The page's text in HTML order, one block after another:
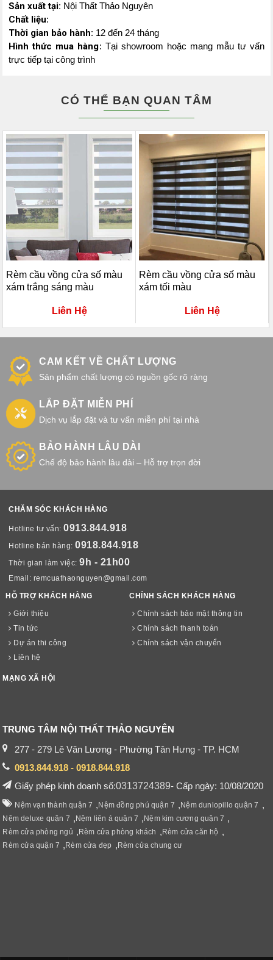
Sản xuất tại: Nội Thất Thảo Nguyên
Chất liệu:
Thời gian bảo hành: 12 đến 24 tháng
Hình thức mua hàng: Tại showroom hoặc mang mẫu tư vấn
trực tiếp tại công trình
CÓ THỂ BẠN QUAN TÂM
Rèm cầu vồng cửa số màu
xám trắng sáng màu
Liên Hệ
Rèm cầu vồng cửa số màu
xám tối màu
Liên Hệ
CAM KẾT VỀ CHẤT LƯỢNG
Sản phẩm chất lượng có nguồn gốc rõ ràng
LẮP ĐẶT MIỄN PHÍ
Dịch vụ lắp đặt và tư vấn miễn phí tại nhà
BẢO HÀNH LÂU DÀI
Chế độ bảo hành lâu dài – Hỗ trợ trọn đời
CHĂM SÓC KHÁCH HÀNG
Hotline tư vấn:0913.844.918
Hotline bán hàng:0918.844.918
Thời gian làm việc:9h - 21h00
Email: remcuathaonguyen@gmail.com
HỖ TRỢ KHÁCH HÀNG
Giới thiệu
Tin tức
Dự án thi công
Liên hệ
CHÍNH SÁCH KHÁCH HÀNG
Chính sách bảo mật thông tin
Chính sách thanh toán
Chính sách vận chuyển
MẠNG XÃ HỘI
TRUNG TÂM NỘI THẤT THẢO NGUYÊN
277 - 279 Lê Văn Lương - Phường Tân Hưng - TP. HCM
0913.844.918 - 0918.844.918
Giấy phép kinh doanh số:0313724389- Cấp ngày: 10/08/2020
Nệm vạn thành quận 7 ,Nệm đồng phú quận 7 ,Nệm dunlopillo quận 7 ,
Nệm deluxe quận 7 ,Nệm liên á quận 7 ,Nệm kim cương quận 7 ,
Rèm cửa phòng ngủ ,Rèm cửa phòng khách ,Rèm cửa căn hộ ,
Rèm cửa quận 7 ,Rèm cửa đẹp ,Rèm cửa chung cư